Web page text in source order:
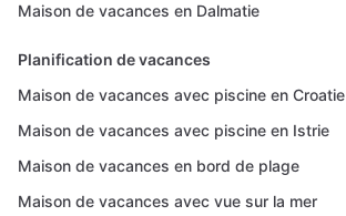
Maison de vacances en Dalmatie
Planification de vacances
Maison de vacances avec piscine en Croatie
Maison de vacances avec piscine en Istrie
Maison de vacances en bord de plage
Maison de vacances avec vue sur la mer